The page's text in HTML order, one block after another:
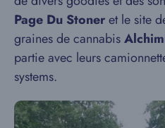
Page Du Stoneret le site
graines de cannabis
partie avec leurs
systems.